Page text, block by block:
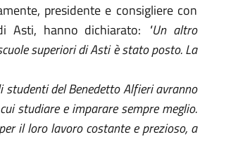
presidente e consigliere con
Asti, hanno dichiarato: "Un altro
superiori di Asti è stato posto. La
studenti del Benedetto Alfieri avranno
studiare e imparare sempre meglio.
il loro lavoro costante e prezioso, a